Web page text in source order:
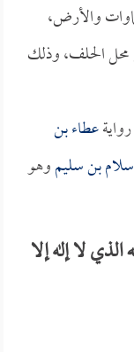
والأرض،
الحلف، وذلك
عطاء بن
بن سليموهو
لا إله إلا